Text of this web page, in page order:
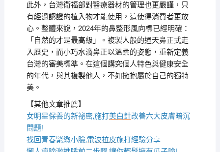
此外，台灣衛福部對醫療器材的管理也更嚴謹，只
有經過認證的植入物才能使用，這使得消費者更放
心。整體來說，2024年的鼻整形風向標已經明確：
「自然的才是最高級」。複製人般的通天鼻正式走
入歷史，而小巧水滴鼻正以溫柔的姿態，重新定義
台灣的審美標準。在這個講究個人特色與健康安全
的年代，與其複製他人，不如擁抱屬於自己的獨特
美。
【其他文章推薦】
女明星保養的新祕密,施打美白針改善六大皮膚暗沉
問題!
找回青春緊緻小臉,電波拉皮施打經驗分享